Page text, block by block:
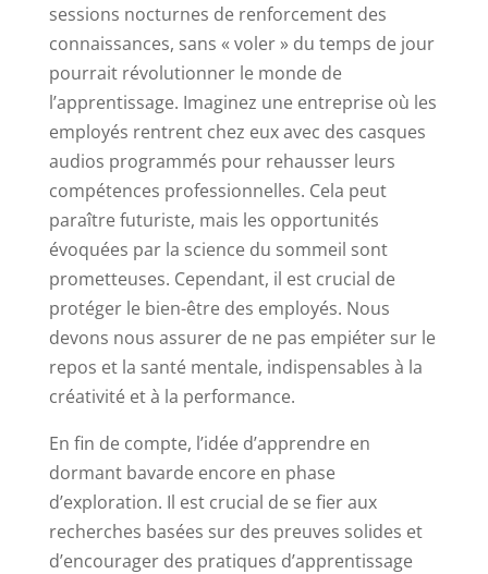
sessions nocturnes de renforcement des
connaissances, sans « voler » du temps de jour
pourrait révolutionner le monde de
l’apprentissage. Imaginez une entreprise où les
employés rentrent chez eux avec des casques
audios programmés pour rehausser leurs
compétences professionnelles. Cela peut
paraître futuriste, mais les opportunités
évoquées par la science du sommeil sont
prometteuses. Cependant, il est crucial de
protéger le bien-être des employés. Nous
devons nous assurer de ne pas empiéter sur le
repos et la santé mentale, indispensables à la
créativité et à la performance.
En fin de compte, l’idée d’apprendre en
dormant bavarde encore en phase
d’exploration. Il est crucial de se fier aux
recherches basées sur des preuves solides et
d’encourager des pratiques d’apprentissage